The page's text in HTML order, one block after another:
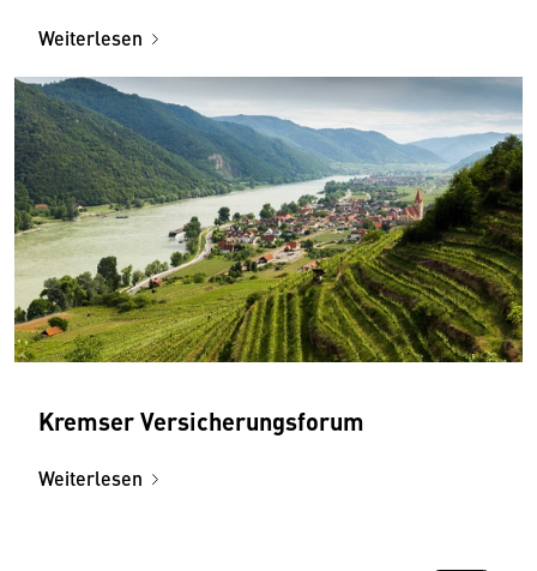
Weiterlesen
Kremser Versicherungsforum
Weiterlesen